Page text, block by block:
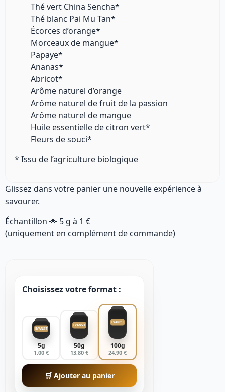
Thé vert China Sencha*
Thé blanc Pai Mu Tan*
Écorces d’orange*
Morceaux de mangue*
Papaye*
Ananas*
Abricot*
Arôme naturel d’orange
Arôme naturel de fruit de la passion
Arôme naturel de mangue
Huile essentielle de citron vert*
Fleurs de souci*
* Issu de l’agriculture biologique
Glissez dans votre panier une nouvelle expérience à
savourer.
Échantillon 🌟 5 g à 1 €
(uniquement en complément de commande)
Choisissez votre format :
EVANS'T
5g
1,00 €
EVANS'T
50g
13,80 €
EVANS'T
100g
24,90 €
🛒 Ajouter au panier